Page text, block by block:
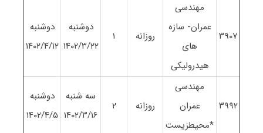
٣٩٠٧
مهندسی
عمران- سازه
های
هیدرولیکی
روزانه ١
دوشنبه
١۴٠٢/٣/٢٢
دوشنبه
١۴٠٢/۴/١٢
٣٩٩٢
مهندسی
عمران
*محیطزیست
روزانه ٢
سه شنبه
١۴٠٢/٣/١۶
دوشنبه
١۴٠٢/۴/۵